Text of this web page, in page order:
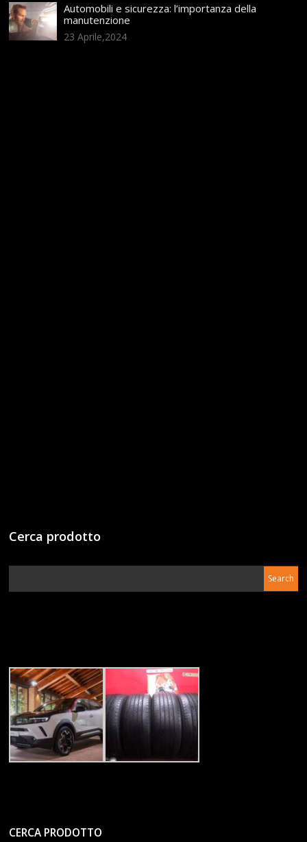
Automobili e sicurezza: l’importanza della
manutenzione
23 Aprile,2024
Cerca prodotto
CERCA PRODOTTO